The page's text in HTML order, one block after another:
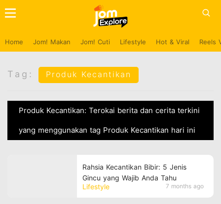
Home Jom! Makan Jom! Cuti Lifestyle Hot & Viral Reels
Tag: Produk Kecantikan
Produk Kecantikan: Terokai berita dan cerita terkini
yang menggunakan tag Produk Kecantikan hari ini
Lifestyle 7 months ago
Rahsia Kecantikan Bibir: 5 Jenis
Gincu yang Wajib Anda Tahu